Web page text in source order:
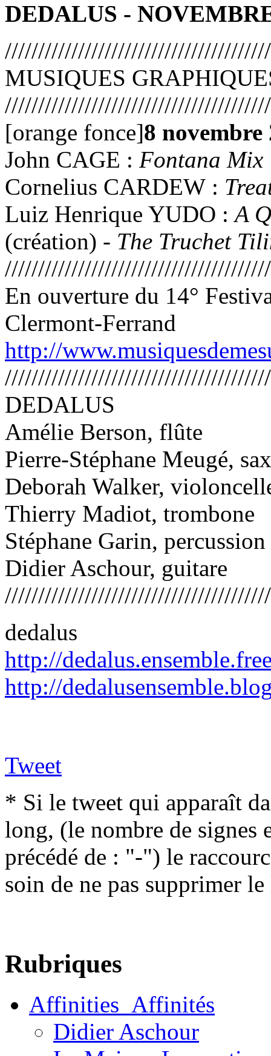
DEDALUS -
MUSIQUES
[orange fonce]8 novembre
John CAGE : Fontana Mix
Cornelius CARDEW :
Luiz Henrique YUDO :A
(création) - The Truchet
En ouverture du 14°
Clermont-Ferrand
http://
DEDALUS
Amélie Berson, flûte
Pierre-Stéphane Meugé,
Deborah Walker,
Thierry Madiot, trombone
Stéphane Garin, percussion
Didier Aschour, guitare
dedalus
http://
http://
Tweet
* Si le tweet qui apparaît
long, (le nombre de signes
précédé de : "-") le
soin de ne pas supprimer
Rubriques
Affinities_Affinités
Didier Aschour